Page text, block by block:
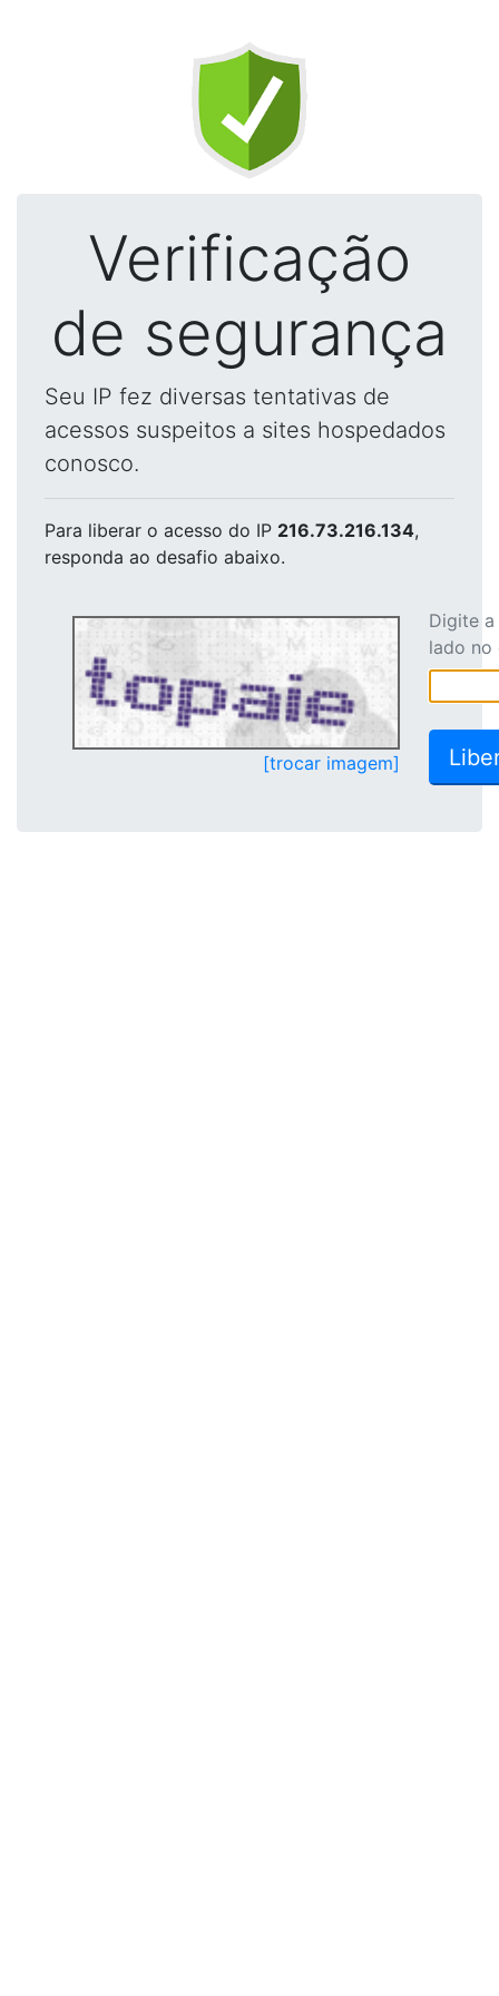
Verificação
de segurança
Seu IP fez diversas tentativas de
acessos suspeitos a sites hospedados
conosco.
Para liberar o acesso do IP 216.73.216.134,
responda ao desafio abaixo.
[trocar imagem]
Digite
lado no